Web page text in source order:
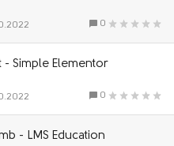
0
- Simple Elementor
0
- LMS Education